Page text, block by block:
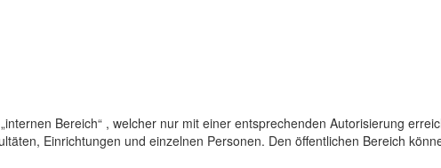
Bereich“ , welcher nur mit einer entsprechenden Autorisierung
Einrichtungen und einzelnen Personen. Den öffentlichen Bereich